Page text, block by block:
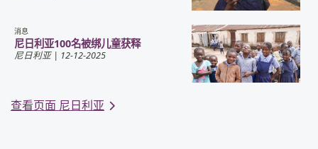
消息
尼日利亚100名被绑儿童获释
尼日利亚| 12-12-2025
查看页面 尼日利亚